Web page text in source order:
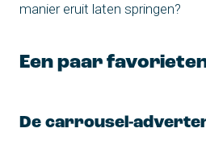
manier eruit laten springen?
Een paar
De carrousel-